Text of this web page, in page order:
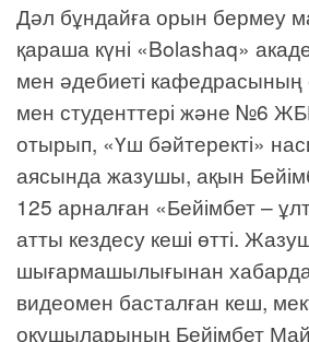
Дәл бұндайға орын бермеу
қараша күні «Bolashaq»
мен әдебиеті
мен студенттері және №6
отырып, «Үш бәйтеректі»
аясында жазушы, ақын
125 арналған «Бейімбет –
атты кездесу кеші өтті.
шығармашылығынан
видеомен басталған кеш,
оқушыларының Бейімбет